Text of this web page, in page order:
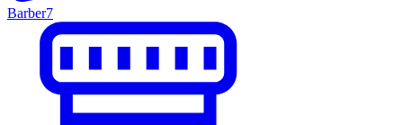
Barber7